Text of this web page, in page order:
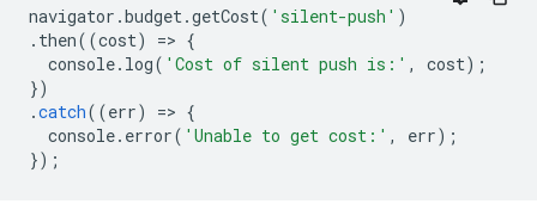
navigator .budget.getCost( 'silent-push' )
. then((cost) => {
console. log( 'Cost of silent push is:' , cost);
})
.catch((err) => {
console. error( 'Unable to get cost:' , err);
});